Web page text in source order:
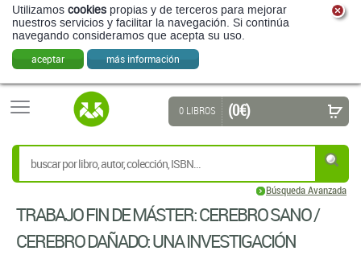
Utilizamos cookies propias y de terceros para mejorar
nuestros servicios y facilitar la navegación. Si continúa
navegando consideramos que acepta su uso.
aceptar más información
Búsqueda Avanzada
0 LIBROS (0 €)
TRABAJO FIN DE MÁSTER: CEREBRO SANO /
CEREBRO DAÑADO: UNA INVESTIGACIÓN